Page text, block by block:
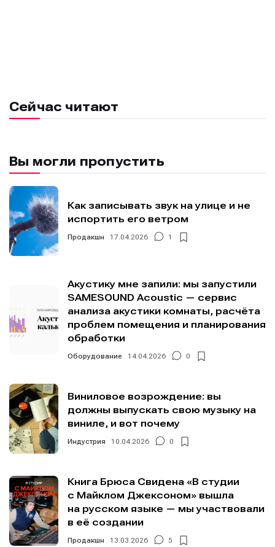
Сейчас читают
Вы могли пропустить
Как записывать звук на улице и не
испортить его ветром
Продакшн 17.04.2026 1
Акустику мне запили: мы запустили
SAMESOUND Acoustic — сервис
анализа акустики комнаты, расчёта
проблем помещения и планирования
обработки
Оборудование 14.04.2026 0
Виниловое возрождение: вы
должны выпускать свою музыку на
виниле, и вот почему
Индустрия 10.04.2026 0
Книга Брюса Свидена «В студии
с Майклом Джексоном» вышла
на русском языке — мы участвовали
в её создании
Продакшн 13.03.2026 5